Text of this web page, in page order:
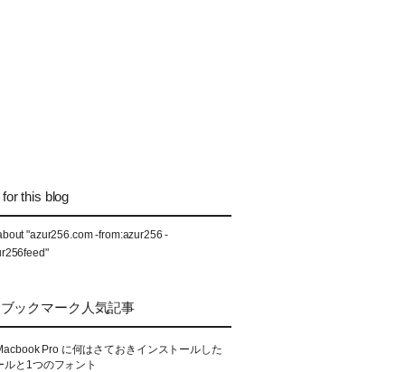
this blog
"azur256.com -from:azur256 -
ックマーク人気記事
Pro に何はさておきインストールした
ルと1つのフォント